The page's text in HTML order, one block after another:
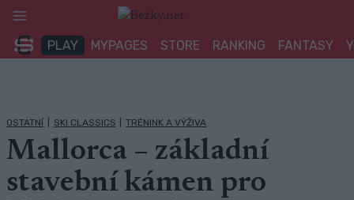
Přeskočit
obsah
PLAY MYPAGES STORE RANKING FANTASY
OSTATNÍ SKI CLASSICS TRÉNINK A VÝŽIVA
Mallorca – základní
stavební kámen pro